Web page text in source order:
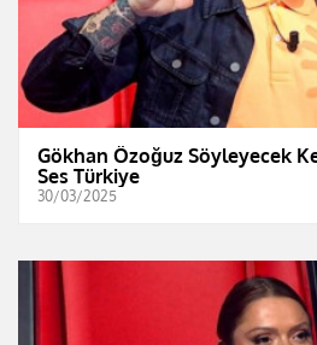
Gökhan Özoğuz Söyleyecek
Ses Türkiye
30/03/2025